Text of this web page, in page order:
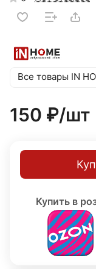
Все товары IN
150 ₽/шт
Купить в